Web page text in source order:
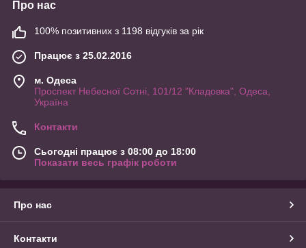
Про нас
100% позитивних з 1198 відгуків за рік
Працює з 25.02.2016
м. Одеса
Проспект Небесної Сотні, 101/12 "Кладовка", Одеса,
Україна
Контакти
Сьогодні працює з 08:00 до 18:00
Показати весь графік роботи
Про нас
Контакти